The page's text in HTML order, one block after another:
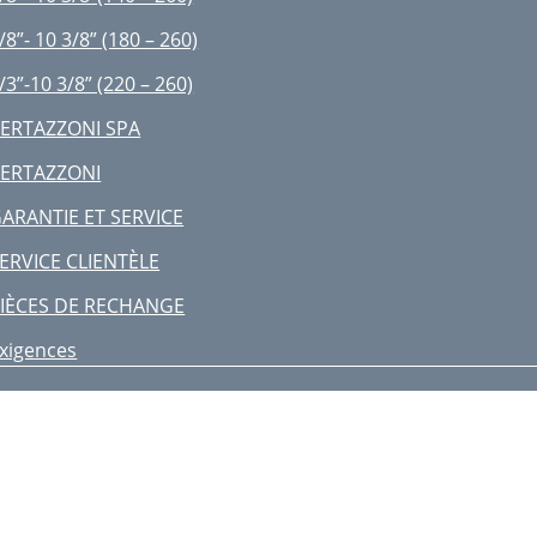
10 3/8” (180 – 260)
10 3/8” (220 – 260)
SPA
ET SERVICE
CLIENTÈLE
DE RECHANGE
du gaz